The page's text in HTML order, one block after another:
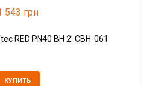
543 грн
RED PN40 ВН 2' CBH-061
КУПИТЬ